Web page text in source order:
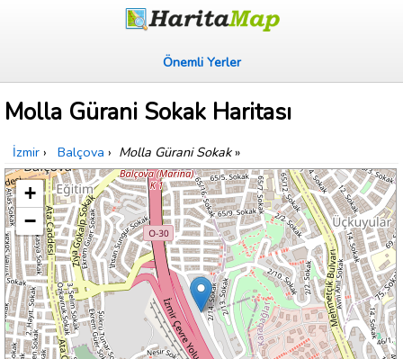
Önemli Yerler
Molla Gürani Sokak Haritası
İzmir › Balçova › Molla Gürani Sokak»
+
−